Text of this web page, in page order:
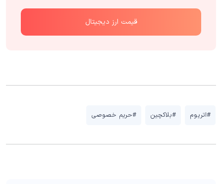
قیمت ارز دیجیتال
#اتریوم #بلاکچین #حریم خصوصی